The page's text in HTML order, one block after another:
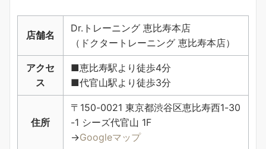
店舗名
Dr.トレーニング 恵比寿本店
（ドクタートレーニング 恵比寿本店）
アクセ
ス
■恵比寿駅より徒歩4分
■代官山駅より徒歩3分
住所
〒150-0021 東京都渋谷区恵比寿西1-30
-1 シーズ代官山 1F
→Googleマップ